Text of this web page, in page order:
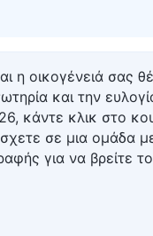
μαζί μας μέσω
απορρήτου
η οικογένειά σας
και την
κάντε κλικ στο
σε μια ομάδα
για να βρείτε το